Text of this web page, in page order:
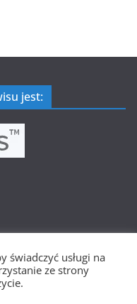
jest:
Siatkówka. Wszystkie
Wspierane
świadczyć usługi na
ze strony